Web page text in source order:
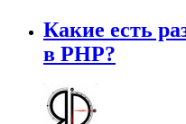
Какие есть
в PHP?